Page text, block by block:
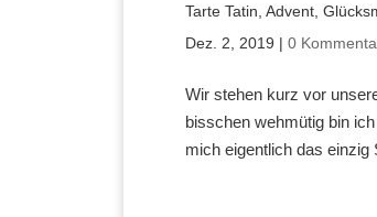
Tarte Tatin, Advent,
Dez. 2, 2019 | 0
Wir stehen kurz vor
bisschen wehmütig bin
mich eigentlich das einzig